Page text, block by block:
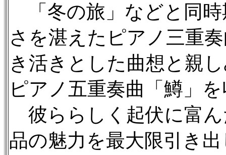
「冬の旅」などと同
さを湛えたピアノ三重
き活きとした曲想と親
ピアノ五重奏曲「鱒」
彼ららしく起伏に富
品の魅力を最大限引き